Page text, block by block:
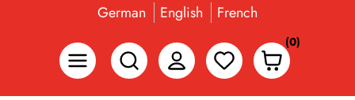
German English French
(0)